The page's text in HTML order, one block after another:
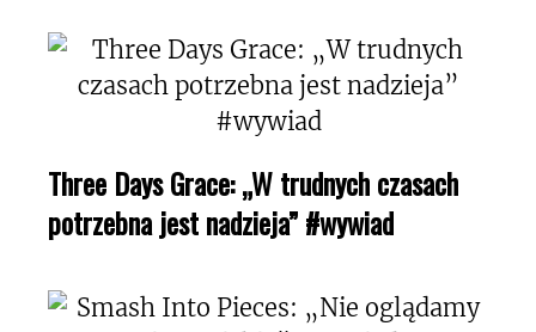
Three Days Grace: „W trudnych czasach
potrzebna jest nadzieja” #wywiad